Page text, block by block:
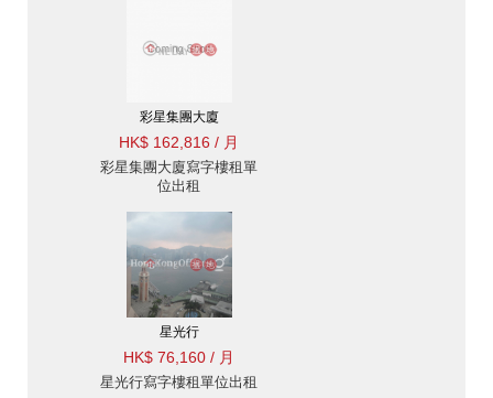
彩星集團大廈
HK$ 162,816 / 月
彩星集團大廈寫字樓租單
位出租
星光行
HK$ 76,160 / 月
星光行寫字樓租單位出租